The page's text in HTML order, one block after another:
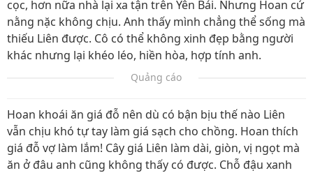
cọc, hơn nữa nhà lại xa tận trên Yên Bái. Nhưng Hoan cứ
nằng nặc không chịu. Anh thấy mình chẳng thể sống mà
thiếu Liên được. Cô có thể không xinh đẹp bằng người
khác nhưng lại khéo léo, hiền hòa, hợp tính anh.
Quảng cáo
Hoan khoái ăn giá đỗ nên dù có bận bịu thế nào Liên
vẫn chịu khó tự tay làm giá sạch cho chồng. Hoan thích
giá đỗ vợ làm lắm! Cây giá Liên làm dài, giòn, vị ngọt mà
ăn ở đâu anh cũng không thấy có được. Chỗ đậu xanh